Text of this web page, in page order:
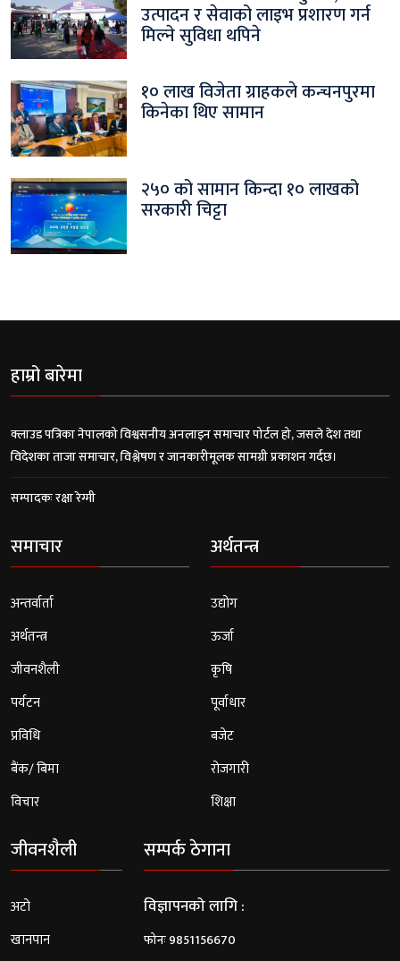
उत्पादन र सेवाको लाइभ प्रशारण गर्न
मिल्ने सुविधा थपिने
१० लाख विजेता ग्राहकले कन्चनपुरमा
किनेका थिए सामान
२५० को सामान किन्दा १० लाखको
सरकारी चिट्टा
हाम्रो बारेमा
क्लाउड पत्रिका नेपालको विश्वसनीय अनलाइन समाचार पोर्टल हो, जसले देश तथा
विदेशका ताजा समाचार, विश्लेषण र जानकारीमूलक सामग्री प्रकाशन गर्दछ।
सम्पादकः रक्षा रेग्मी
समाचार
अन्तर्वार्ता
अर्थतन्त्र
जीवनशैली
पर्यटन
प्रविधि
बैंक/ बिमा
विचार
अर्थतन्त्र
उद्योग
ऊर्जा
कृषि
पूर्वाधार
बजेट
रोजगारी
शिक्षा
जीवनशैली
अटो
खानपान
सम्पर्क ठेगाना
विज्ञापनको लागि :
फोनः 9851156670